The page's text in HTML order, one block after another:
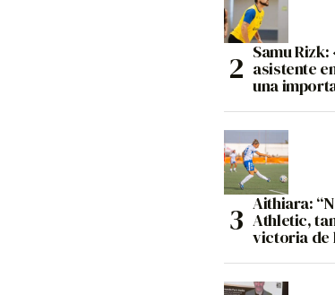
Samu
asistente
una
Aithiara:
Athletic,
victoria de